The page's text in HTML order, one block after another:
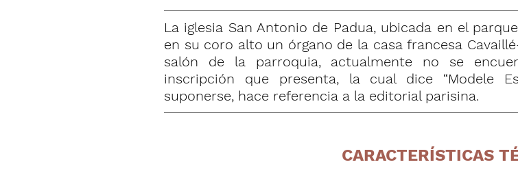
La iglesia San Antonio de Padua, ubicada en el
en su coro alto un órgano de la casa francesa
salón de la parroquia, actualmente no se
inscripción que presenta, la cual dice “Modele
suponerse, hace referencia a la editorial parisina.
CARACTERÍSTICAS